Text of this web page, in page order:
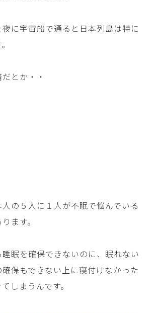
に宇宙船で通ると日本列島は特に
とか・・
の５人に１人が不眠で悩んでいる
ます。
眠を確保できないのに、眠れない
保もできない上に寝付けなかった
しまうんです。